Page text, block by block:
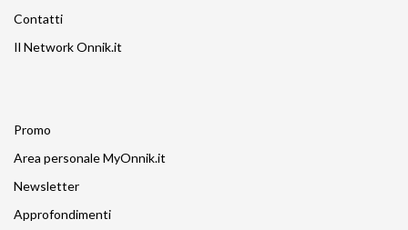
Contatti
Il Network Onnik.it
Promo
Area personale MyOnnik.it
Newsletter
Approfondimenti